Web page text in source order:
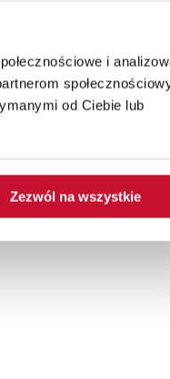
i
od Ciebie lub
Zezwól na wszystkie